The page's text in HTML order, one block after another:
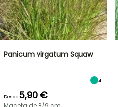
Panicum virgatum Squaw
41
Desde5,90 €
Maceta de 8/9 cm